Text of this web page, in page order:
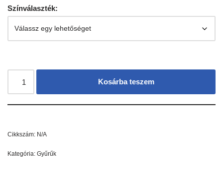
Színválaszték:
Kosárba teszem
Cikkszám: N/A
Kategória: Gyűrűk